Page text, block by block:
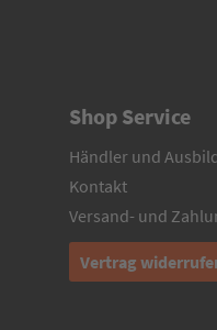
Shop Service
Händler und
Kontakt
Versand- und
Vertrag